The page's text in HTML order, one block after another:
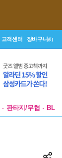
고객센터 장바구니(0)
판타지/무협 BL